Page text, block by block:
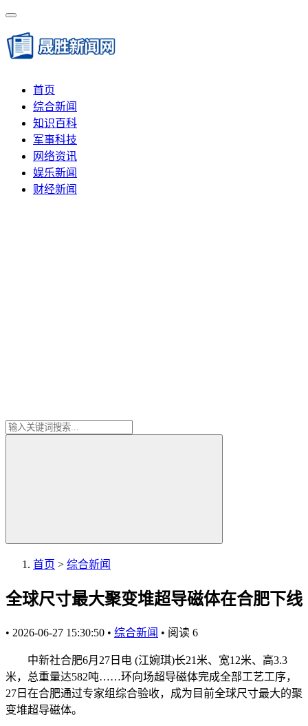
首页
综合新闻
知识百科
军事科技
网络资讯
娱乐新闻
财经新闻
首页 > 综合新闻
全球尺寸最大聚变堆超导磁体在合肥下线
• 2026-06-27 15:30:50 • 综合新闻 • 阅读 6
中新社合肥6月27日电 (江婉琪)长21米、宽12米、高3.3
米，总重量达582吨……环向场超导磁体完成全部工艺工序，
27日在合肥通过专家组综合验收，成为目前全球尺寸最大的聚
变堆超导磁体。